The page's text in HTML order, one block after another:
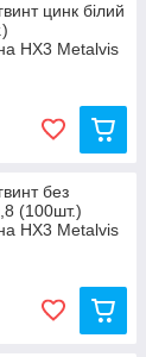
цинк білий
HX3 Metalvis
без
(100шт.)
HX3 Metalvis